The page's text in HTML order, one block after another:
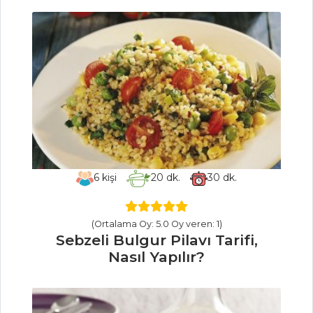
Poşe Yumurtalı
Salata Tarifi, Nasıl
Yapılır?
Altın
Yumurtlayan
Tavuk Tarifi, Nasıl
Yapılır?
Masterchef Tüm
Tarifleri
YEMEKLERI
Nasıl Yapılır?
6 kişi 20 dk. 30 dk.
(Ortalama Oy: 5.0 Oy veren: 1)
Sebzeli Bulgur Pilavı Tarifi,
Nasıl Yapılır?